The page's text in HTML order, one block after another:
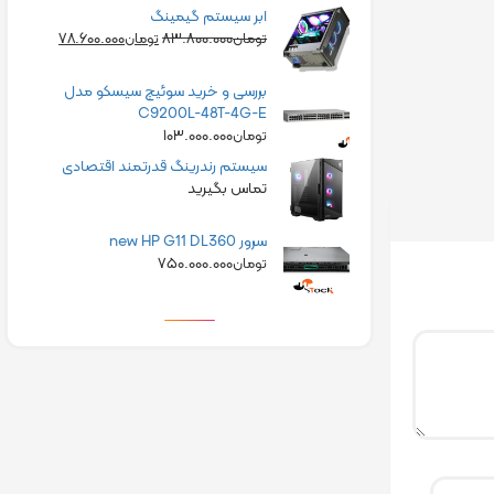
ابر سیستم گیمینگ
تومان۸۳.۸۰۰.۰۰۰تومان۷۸.۶۰۰.۰۰۰
بررسی و خرید سوئیچ سیسکو مدل
C9200L-48T-4G-E
تومان۱۰۳.۰۰۰.۰۰۰
سیستم رندرینگ قدرتمند اقتصادی
تماس بگیرید
سرور new HP G11 DL360
تومان۷۵۰.۰۰۰.۰۰۰